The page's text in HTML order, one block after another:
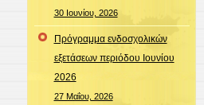
30 Ιουνίου, 2026
Πρόγραμμα ενδοσχολικών
εξετάσεων περιόδου Ιουνίου
2026
27 Μαΐου, 2026